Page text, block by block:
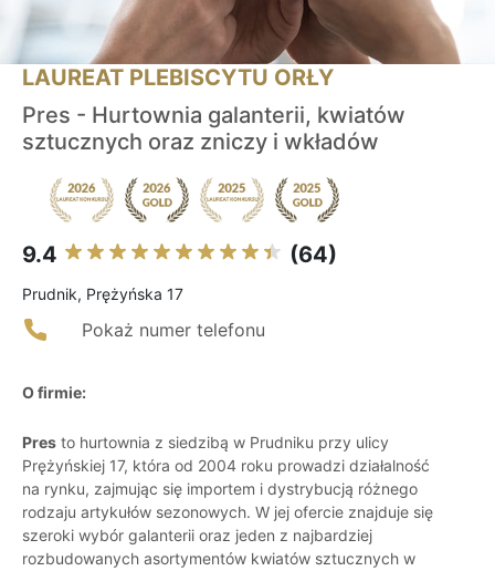
LAUREAT PLEBISCYTU ORŁY
Pres - Hurtownia galanterii, kwiatów
sztucznych oraz zniczy i wkładów
9.4 (64)
Prudnik, Prężyńska 17
Pokaż numer telefonu
O firmie:
Pres to hurtownia z siedzibą w Prudniku przy ulicy
Prężyńskiej 17, która od 2004 roku prowadzi działalność
na rynku, zajmując się importem i dystrybucją różnego
rodzaju artykułów sezonowych. W jej ofercie znajduje się
szeroki wybór galanterii oraz jeden z najbardziej
rozbudowanych asortymentów kwiatów sztucznych w